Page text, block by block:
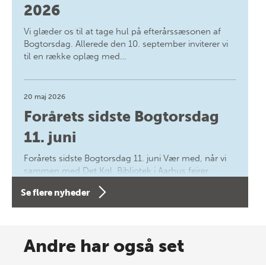
2026
Vi glæder os til at tage hul på efterårssæsonen af
Bogtorsdag. Allerede den 10. september inviterer vi
til en række oplæg med…
20 maj 2026
Forårets sidste Bogtorsdag
11. juni
Forårets sidste Bogtorsdag 11. juni Vær med, når vi
sammen med Det Kgl. Bibliotek i Aarhus fejrer
forfatterne bag vores nyes…
Spar op til 70% til sommer-
Se flere nyheder
Andre har også set